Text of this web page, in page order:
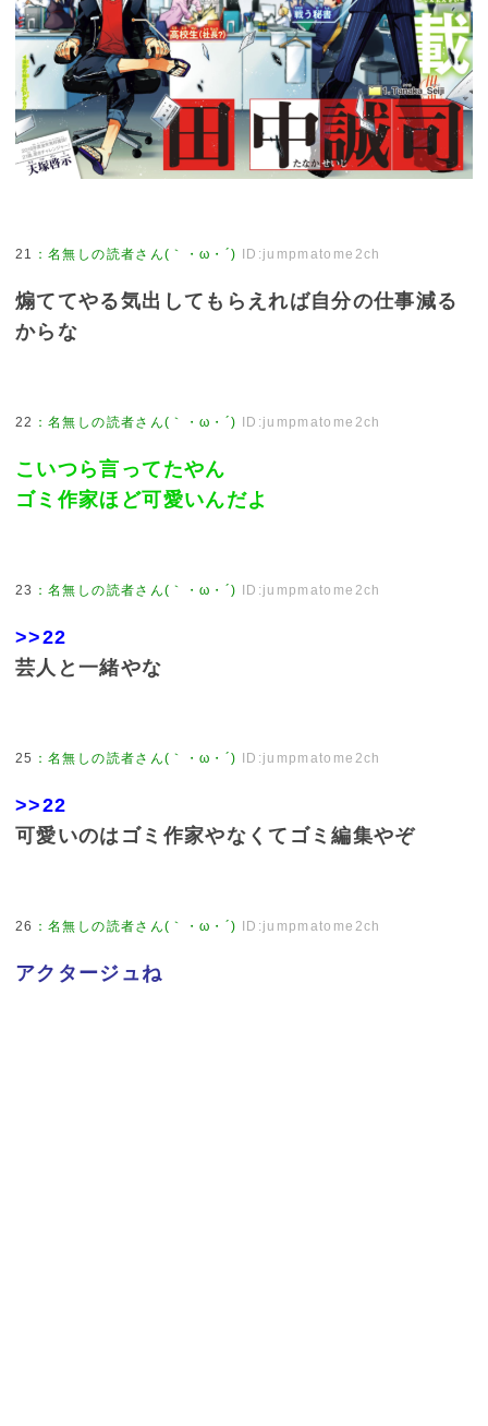
21 ：名無しの読者さん(｀・ω・´) ID:jumpmatome2ch
煽ててやる気出してもらえれば自分の仕事減る
からな
22 ：名無しの読者さん(｀・ω・´) ID:jumpmatome2ch
こいつら言ってたやん
ゴミ作家ほど可愛いんだよ
23 ：名無しの読者さん(｀・ω・´) ID:jumpmatome2ch
>>22
芸人と一緒やな
25 ：名無しの読者さん(｀・ω・´) ID:jumpmatome2ch
>>22
可愛いのはゴミ作家やなくてゴミ編集やぞ
26 ：名無しの読者さん(｀・ω・´) ID:jumpmatome2ch
アクタージュね